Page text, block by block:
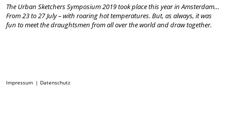
The Urban Sketchers Symposium 2019 took place this year in Amsterdam…
From 23 to 27 July – with roaring hot temperatures. But, as always, it was
fun to meet the draughtsmen from all over the world and draw together.
Impressum Datenschutz